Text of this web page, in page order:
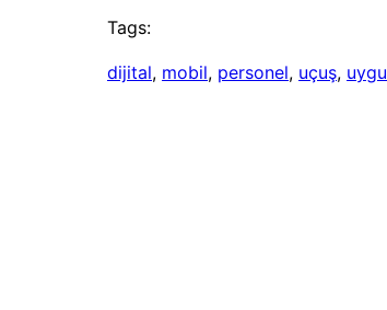
Tags:
dijital, mobil, personel, uçuş,